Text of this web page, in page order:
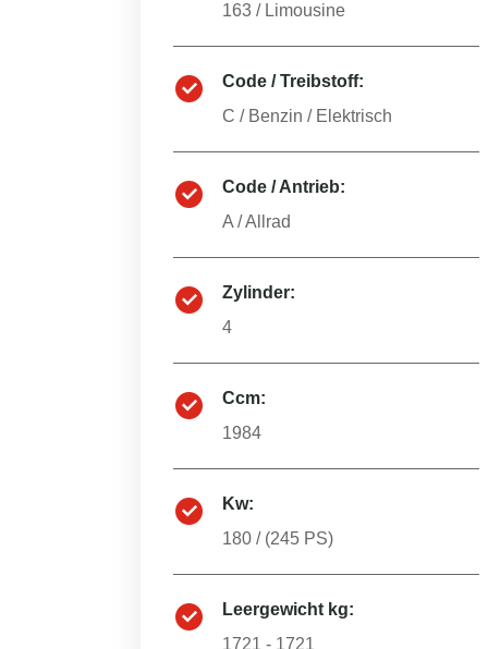
163 / Limousine
Code / Treibstoff:
C / Benzin / Elektrisch
Code / Antrieb:
A /Allrad
Zylinder:
4
Ccm:
1984
Kw:
180 / (245 PS)
Leergewicht kg:
1721 - 1721